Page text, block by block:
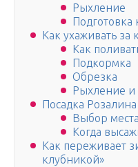
Рыхление
Подготовка
Как ухаживать за
Как
Подкормка
Обрезка
Рыхление и
Посадка Розалина
Выбор
Когда
Как переживает
клубникой»